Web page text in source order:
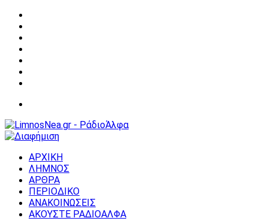
ΑΡΧΙΚΗ
ΛΗΜΝΟΣ
ΑΡΘΡΑ
ΠΕΡΙΟΔΙΚΟ
ΑΝΑΚΟΙΝΩΣΕΙΣ
ΑΚΟΥΣΤΕ ΡΑΔΙΟΑΛΦΑ